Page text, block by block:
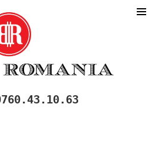
VINDE BITCOIN IN